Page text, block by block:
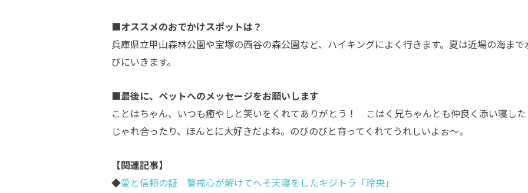
■オススメのおでかけスポットは？
兵庫県立甲山森林公園や宝塚の西谷の森公園など、ハイキングによく行きます。夏は近場の海まで
びにいきます。
■最後に、ペットへのメッセージをお願いします
ことはちゃん、いつも癒やしと笑いをくれてありがとう！ こはく兄ちゃんとも仲良く添い寝した
じゃれ合ったり、ほんとに大好きだよね。のびのびと育ってくれてうれしいよぉ～。
【関連記事】
◆愛と信頼の証 警戒心が解けてへそ天寝をしたキジトラ「玲央」